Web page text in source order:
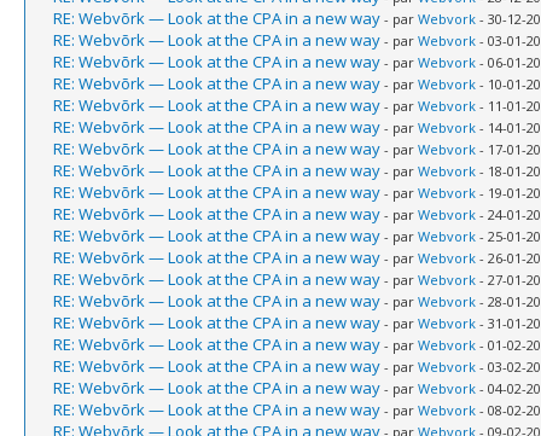
RE: Webvõrk — Look at the CPA in a new way - par Webvork - 30-12-
RE: Webvõrk — Look at the CPA in a new way - par Webvork - 03-01-
RE: Webvõrk — Look at the CPA in a new way - par Webvork - 06-01-
RE: Webvõrk — Look at the CPA in a new way - par Webvork - 10-01-
RE: Webvõrk — Look at the CPA in a new way - par Webvork - 11-01-
RE: Webvõrk — Look at the CPA in a new way - par Webvork - 14-01-
RE: Webvõrk — Look at the CPA in a new way - par Webvork - 17-01-
RE: Webvõrk — Look at the CPA in a new way - par Webvork - 18-01-
RE: Webvõrk — Look at the CPA in a new way - par Webvork - 19-01-
RE: Webvõrk — Look at the CPA in a new way - par Webvork - 24-01-
RE: Webvõrk — Look at the CPA in a new way - par Webvork - 25-01-
RE: Webvõrk — Look at the CPA in a new way - par Webvork - 26-01-
RE: Webvõrk — Look at the CPA in a new way - par Webvork - 27-01-
RE: Webvõrk — Look at the CPA in a new way - par Webvork - 28-01-
RE: Webvõrk — Look at the CPA in a new way - par Webvork - 31-01-
RE: Webvõrk — Look at the CPA in a new way - par Webvork - 01-02-
RE: Webvõrk — Look at the CPA in a new way - par Webvork - 03-02-
RE: Webvõrk — Look at the CPA in a new way - par Webvork - 04-02-
RE: Webvõrk — Look at the CPA in a new way - par Webvork - 08-02-
RE: Webvõrk — Look at the CPA in a new way - par Webvork - 09-02-